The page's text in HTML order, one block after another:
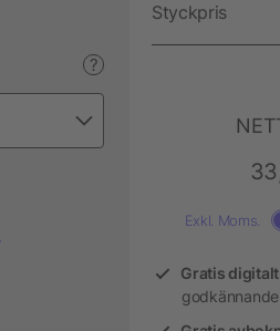
?
Styckpris
Exkl. Moms.
Gratis
godkännande